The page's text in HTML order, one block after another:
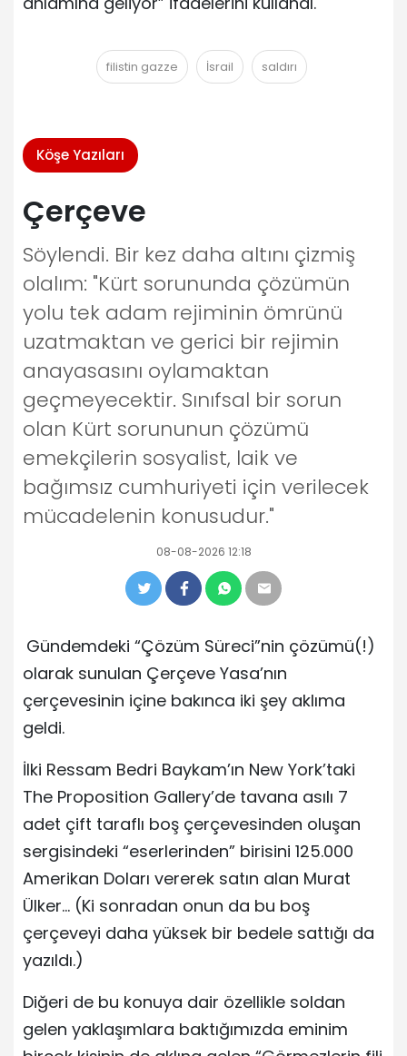
filistin gazze İsrail saldırı
Köşe Yazıları
Çerçeve
Söylendi. Bir kez daha altını çizmiş
olalım: "Kürt sorununda çözümün
yolu tek adam rejiminin ömrünü
uzatmaktan ve gerici bir rejimin
anayasasını oylamaktan
geçmeyecektir. Sınıfsal bir sorun
olan Kürt sorununun çözümü
emekçilerin sosyalist, laik ve
bağımsız cumhuriyeti için verilecek
mücadelenin konusudur."
08-08-2026 12:18
Gündemdeki “Çözüm Süreci”nin çözümü(!)
olarak sunulan Çerçeve Yasa’nın
çerçevesinin içine bakınca iki şey aklıma
geldi.
İlki Ressam Bedri Baykam’ın New York’taki
The Proposition Gallery’de tavana asılı 7
adet çift taraflı boş çerçevesinden oluşan
sergisindeki “eserlerinden” birisini 125.000
Amerikan Doları vererek satın alan Murat
Ülker… (Ki sonradan onun da bu boş
çerçeveyi daha yüksek bir bedele sattığı da
yazıldı.)
Diğeri de bu konuya dair özellikle soldan
gelen yaklaşımlara baktığımızda eminim